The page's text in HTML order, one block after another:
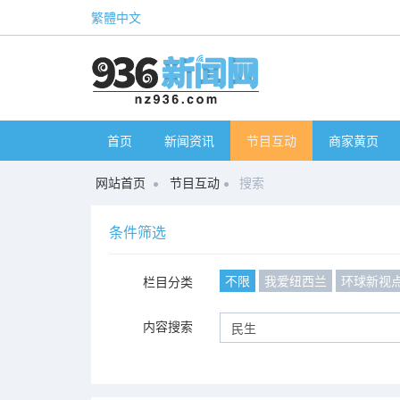
繁體中文
首页 新闻资讯 节目互动 商家黄页
网站首页 节目互动 搜索
条件筛选
栏目分类 不限 我爱纽西兰 环球新视
内容搜索